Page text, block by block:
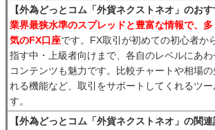
【外為どっとコム「外貨ネクストネオ」のおす
業界最狭水準のスプレッドと豊富な情報で、
気のFX口座です。FX取引が初めての初心者か
指す中・上級者向けまで、各自のレベルにあ
コンテンツも魅力です。比較チャートや相場の
れる機能など、取引をサポートしてくれるツー
す。
【外為どっとコム「外貨ネクストネオ」の関連